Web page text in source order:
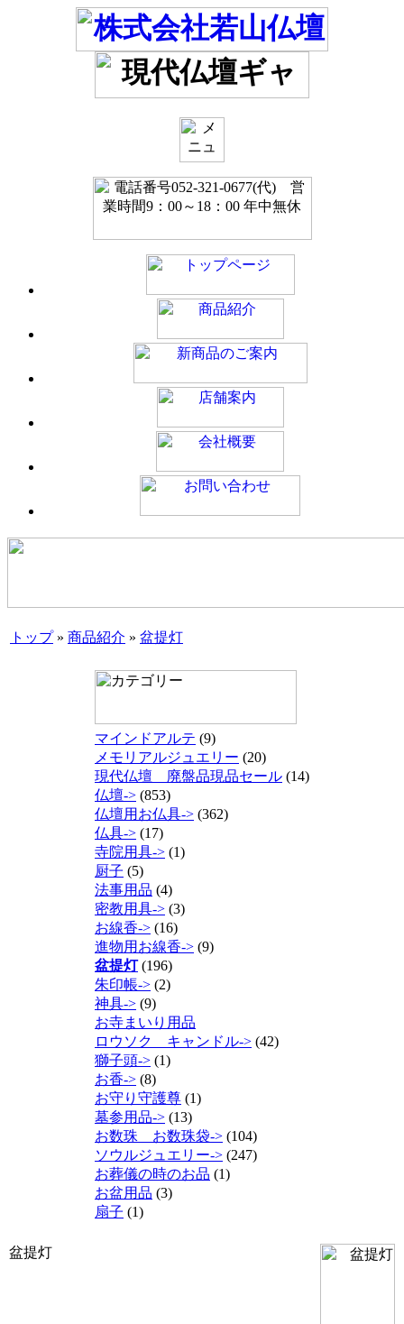
トップ» 商品紹介 » 盆提灯
マインドアルテ (9)
メモリアルジュエリー (20)
現代仏壇 廃盤品現品セール (14)
仏壇-> (853)
仏壇用お仏具-> (362)
仏具-> (17)
寺院用具-> (1)
厨子 (5)
法事用品 (4)
密教用具-> (3)
お線香-> (16)
進物用お線香-> (9)
盆提灯(196)
朱印帳-> (2)
神具-> (9)
お寺まいり用品
ロウソク キャンドル-> (42)
獅子頭-> (1)
お香-> (8)
お守り守護尊 (1)
墓参用品-> (13)
お数珠 お数珠袋-> (104)
ソウルジュエリー-> (247)
お葬儀の時のお品 (1)
お盆用品 (3)
扇子 (1)
盆提灯